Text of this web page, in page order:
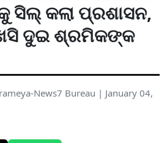
କଲା ପ୍ରଶାସନ,
ଦୁଇ ଶ୍ରମିକଙ୍କ
News7 Bureau | January 04,